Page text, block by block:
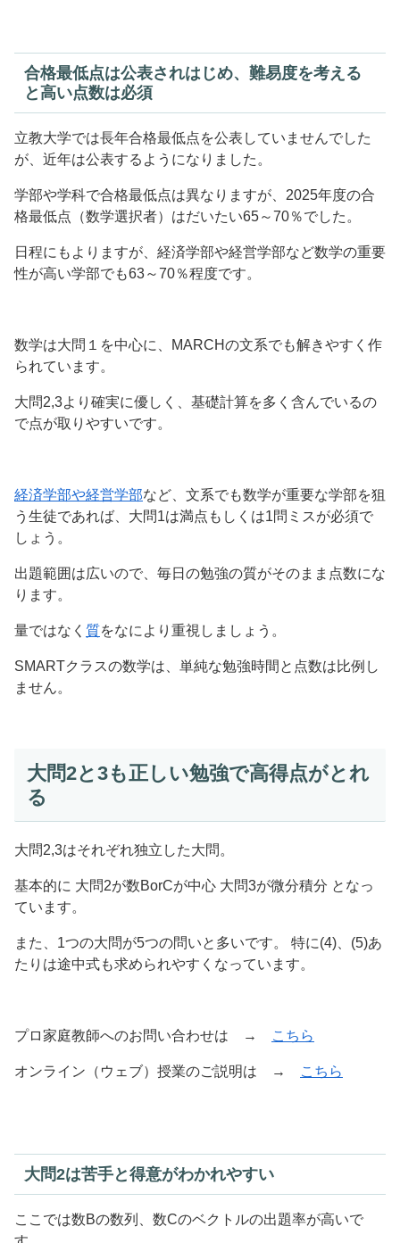
合格最低点は公表されはじめ、難易度を考える
と高い点数は必須
立教大学では長年合格最低点を公表していませんでした
が、近年は公表するようになりました。
学部や学科で合格最低点は異なりますが、2025年度の合
格最低点（数学選択者）はだいたい65～70％でした。
日程にもよりますが、経済学部や経営学部など数学の重要
性が高い学部でも63～70％程度です。
数学は大問１を中心に、MARCHの文系でも解きやすく作
られています。
大問2,3より確実に優しく、基礎計算を多く含んでいるの
で点が取りやすいです。
経済学部や経営学部など、文系でも数学が重要な学部を狙
う生徒であれば、大問1は満点もしくは1問ミスが必須で
しょう。
出題範囲は広いので、毎日の勉強の質がそのまま点数にな
ります。
量ではなく 質をなにより重視しましょう。
SMARTクラスの数学は、単純な勉強時間と点数は比例し
ません。
大問2と3も正しい勉強で高得点がとれ
る
大問2,3はそれぞれ独立した大問。
基本的に 大問2が数BorCが中心 大問3が微分積分 となっ
ています。
また、1つの大問が5つの問いと多いです。 特に(4)、(5)あ
たりは途中式も求められやすくなっています。
プロ家庭教師へのお問い合わせは → こちら
オンライン（ウェブ）授業のご説明は → こちら
大問2は苦手と得意がわかれやすい
ここでは数Bの数列、数Cのベクトルの出題率が高いで